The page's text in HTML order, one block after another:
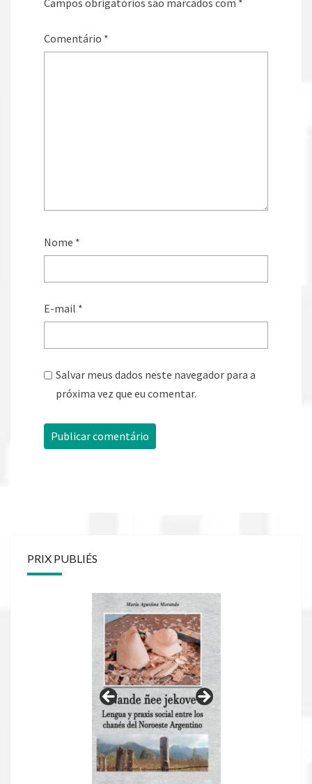
Campos obrigatórios são marcados com *
Comentário *
Nome *
E-mail *
Salvar meus dados neste navegador para a
próxima vez que eu comentar.
PRIX PUBLIÉS